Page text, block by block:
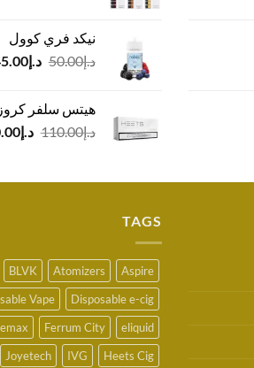
نيكد فري كوول
د.إ50.00 السعر
د.إ50.00.
د.إ
هيتس سلفر
د.إ110.00
د.إ110.00.
د.إ
TAGS
Aspire
Atomizers
BLVK
Disposable e-cig
Vape
eliquid
Ferrum City
Heets Cig
IVG
Joyetech